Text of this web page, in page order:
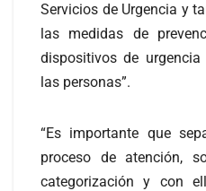
Servicios de Urgencia y
las medidas de
dispositivos de
las personas”.
“Es importante que
proceso de atención,
categorización y con